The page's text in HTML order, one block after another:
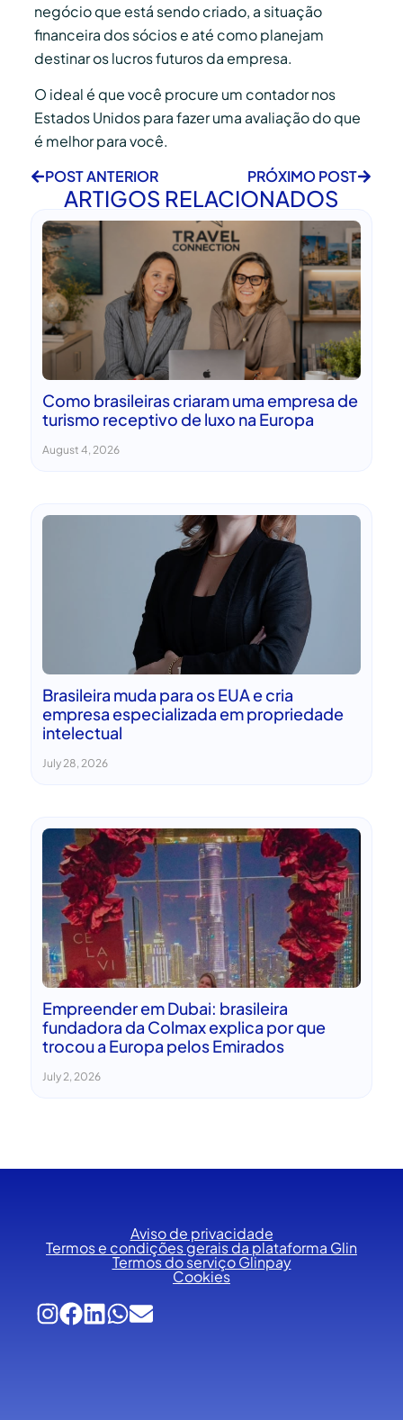
negócio que está sendo criado, a situação
financeira dos sócios e até como planejam
destinar os lucros futuros da empresa.
O ideal é que você procure um contador nos
Estados Unidos para fazer uma avaliação do que
é melhor para você.
POST ANTERIOR
PRÓXIMO POST
ARTIGOS RELACIONADOS
Como brasileiras criaram uma empresa de
turismo receptivo de luxo na Europa
August 4, 2026
Brasileira muda para os EUA e cria
empresa especializada em propriedade
intelectual
July 28, 2026
Empreender em Dubai: brasileira
fundadora da Colmax explica por que
trocou a Europa pelos Emirados
July 2, 2026
Aviso de privacidade
Termos e condições gerais da plataforma Glin
Termos do serviço Glinpay
Cookies